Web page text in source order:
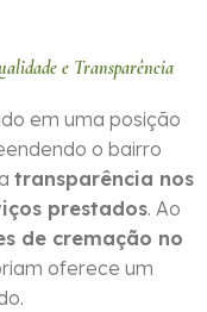
e Transparência
em uma posição
o bairro
transparência nos
prestados. Ao
de cremação no
oferece um